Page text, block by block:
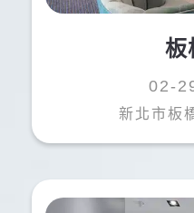
板
02-
新北市板